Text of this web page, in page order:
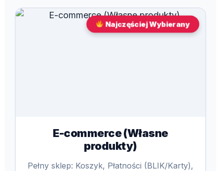
Najczęściej Wybierany
E-commerce (Własne
produkty)
Pełny sklep: Koszyk, Płatności (BLIK/Karty),